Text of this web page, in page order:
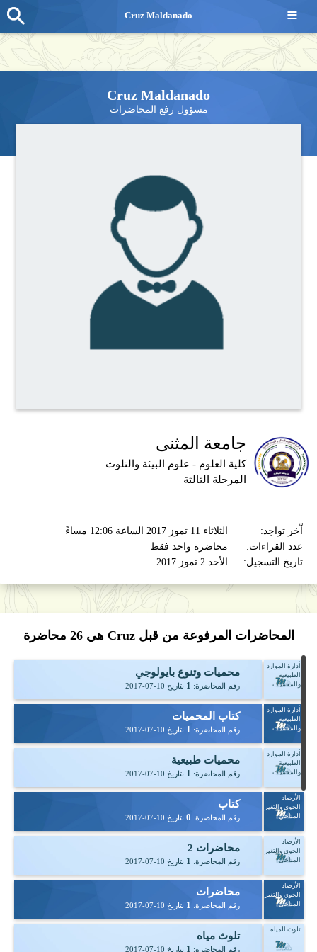
Cruz Maldanado
مسؤول رفع المحاضرات
جامعة المثنى
كلية العلوم - علوم البيئة والتلوث
المرحلة الثالثة
اّخر تواجد:
الثلاثاء 11 تموز 2017 الساعة 12:06 مساءً
عدد القراءات:
محاضرة واحد فقط
تاريخ التسجيل:
الأحد 2 تموز 2017
المحاضرات المرفوعة من قبل Cruz هي 26 محاضرة
أدارة الموارد
الطبيعية
والمحميات
محميات وتنوع بايولوجي
رقم المحاضرة: 1 بتاريخ 2017-07-10
أدارة الموارد
الطبيعية
والمحميات
كتاب المحميات
رقم المحاضرة: 1 بتاريخ 2017-07-10
أدارة الموارد
الطبيعية
والمحميات
محميات طبيعية
رقم المحاضرة: 1 بتاريخ 2017-07-10
الأرصاد
الجوي والتغير
المناخي
كتاب
رقم المحاضرة: 0 بتاريخ 2017-07-10
الأرصاد
الجوي والتغير
المناخي
محاضرات 2
رقم المحاضرة: 1 بتاريخ 2017-07-10
الأرصاد
الجوي والتغير
المناخي
محاضرات
رقم المحاضرة: 1 بتاريخ 2017-07-10
تلوث المياه
تلوث مياه
رقم المحاضرة: 1 بتاريخ 2017-07-10
≡
Cruz Maldanado